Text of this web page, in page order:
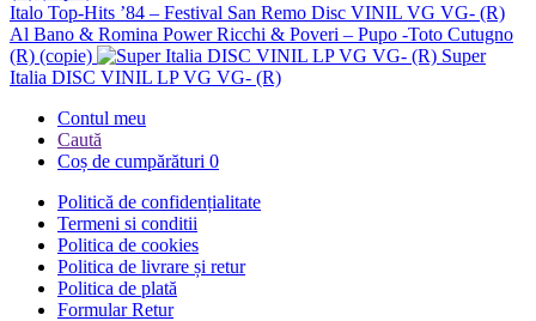
Italo Top-Hits ’84 – Festival San Remo Disc VINIL VG VG- (R)
Al Bano & Romina Power Ricchi & Poveri – Pupo -Toto Cutugno
(R) (copie)
Super
Italia DISC VINIL LP VG VG- (R)
Contul meu
Caută
Coș de cumpărături 0
Politică de confidențialitate
Termeni si conditii
Politica de cookies
Politica de livrare și retur
Politica de plată
Formular Retur